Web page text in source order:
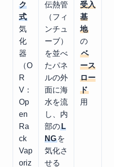
ク
式
気
化
器
（O
R
V：
Op
en
Ra
ck
Vap
oriz
伝熱管
（フィ
ンチュ
ーブ）
を並べ
たパネ
ルの外
面に海
水を流
し、内
部のL
NGを
気化さ
せる
受入
基
地
の
ベ
ース
ロー
ド
用